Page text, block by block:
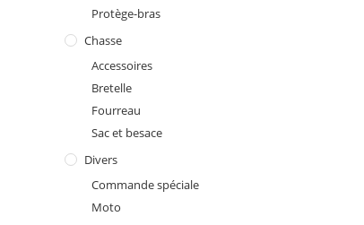
Protège-bras
Chasse
Accessoires
Bretelle
Fourreau
Sac et besace
Divers
Commande spéciale
Moto